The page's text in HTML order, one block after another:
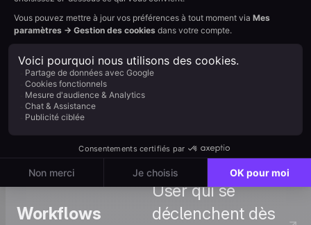
CallPage pourront
déclencher via Zapier.
Voir le tutoriel →
Workflows
automatisations
dans Positive
User qui se
déclenchent dès